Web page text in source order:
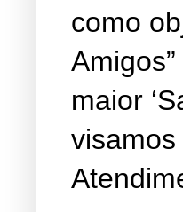
como
maior